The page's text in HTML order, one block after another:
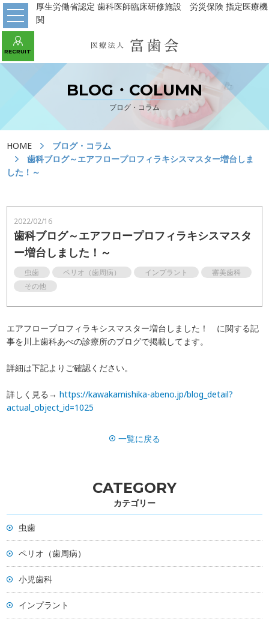
厚生労働省認定 歯科医師臨床研修施設 労災保険 指定医療機
関
RECRUIT WEB予約 初診の方はこちら
あべの診療所 パンジョ診療所 守口市駅診療所
医院の紹介
川上歯科守口市駅診療所
当院の治療
一般歯科
インプラント マウスピース矯正
職員採用
よくある質問
BLOG・COLUMN
ブログ・コラム
HOME
ブログ・コラム
歯科ブログ～エアフロープロフィラキシスマスター増台しま
した！～
2022/02/16
歯科ブログ～エアフロープロフィラキシスマスタ
ー増台しました！～
虫歯 ペリオ（歯周病） インプラント
審美歯科
その他
エアフロープロフィラキシスマスター増台しました！ に関する記
事を川上歯科あべの診療所のブログで掲載してます。
詳細は下記よりご確認ください。
詳しく見る→https://kawakamishika-abeno.jp/blog_detail?
actual_object_id=1025
一覧に戻る
CATEGORY
カテゴリー
虫歯
ペリオ（歯周病）
小児歯科
インプラント